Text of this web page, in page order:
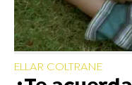
ELLAR COLTRANE